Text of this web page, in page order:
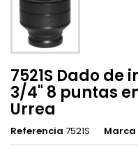
7521S Dado
3/4" 8 puntas
Urrea
Referencia 7521S Marca